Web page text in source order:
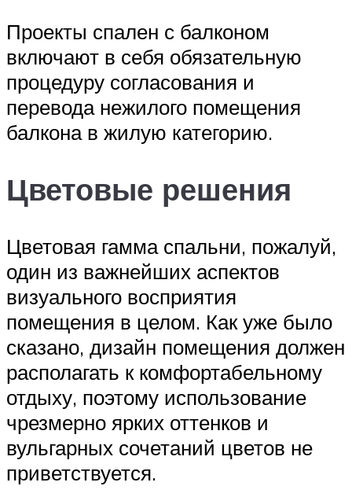
Проекты спален с балконом
включают в себя обязательную
процедуру согласования и
перевода нежилого помещения
балкона в жилую категорию.
Цветовые решения
Цветовая гамма спальни, пожалуй,
один из важнейших аспектов
визуального восприятия
помещения в целом. Как уже было
сказано, дизайн помещения должен
располагать к комфортабельному
отдыху, поэтому использование
чрезмерно ярких оттенков и
вульгарных сочетаний цветов не
приветствуется.